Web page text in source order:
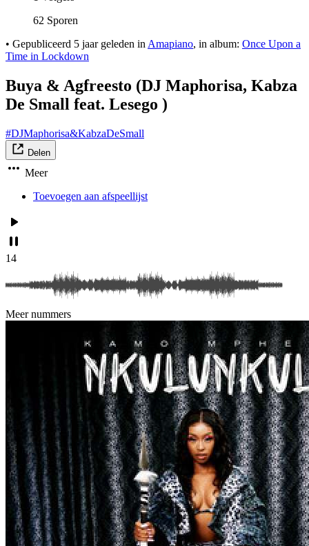
62 Sporen
• Gepubliceerd 5 jaar geleden in Amapiano, in album: Once Upon a
Time in Lockdown
Buya & Agfreesto (DJ Maphorisa, Kabza
De Small feat. Lesego )
#DJMaphorisa&KabzaDeSmall
Delen
Meer
Toevoegen aan afspeellijst
14
Meer nummers